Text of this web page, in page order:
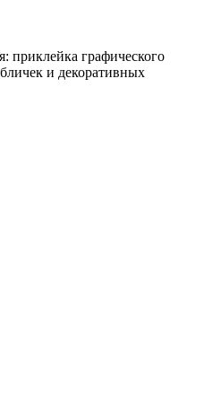
приклейка графического
и декоративных